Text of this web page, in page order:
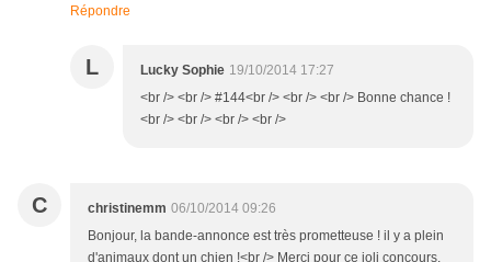
Répondre
L Lucky Sophie 19/10/2014 17:27
<br /> <br /> #144<br /> <br /> <br /> Bonne chance !
<br /> <br /> <br /> <br />
C christinemm 06/10/2014 09:26
Bonjour, la bande-annonce est très prometteuse ! il y a plein
d'animaux dont un chien !<br /> Merci pour ce joli concours.